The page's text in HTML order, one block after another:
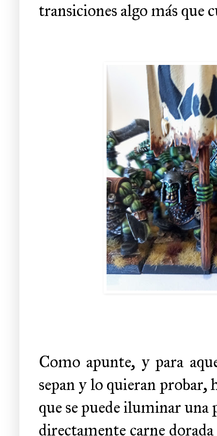
transiciones algo más que
Como apunte, y para
sepan y lo quieran probar,
que se puede iluminar una
directamente carne